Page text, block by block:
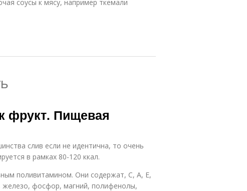
соусы к мясу, например ткемали
фрукт. Пищевая
слив если не идентична, то очень
в рамках 80-120 ккал.
поливитамином. Они содержат, С, А, Е,
железо, фосфор, магний, полифенолы,